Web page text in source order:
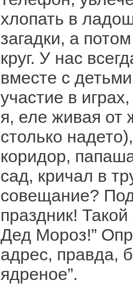
хлопать в
загадки, а
круг. У нас
вместе с
участие в
я, еле живая
столько
коридор,
сад, кричал в
совещание?
праздник!
Дед Мороз!”
адрес, правда,
ядреное”.